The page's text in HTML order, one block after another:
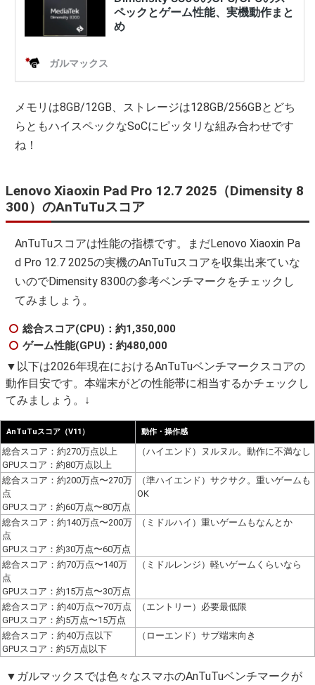
メモリは8GB/12GB、ストレージは128GB/256GBとどち
らともハイスペックなSoCにピッタリな組み合わせです
ね！
Lenovo Xiaoxin Pad Pro 12.7 2025（Dimensity 8
300）のAnTuTuスコア
AnTuTuスコアは性能の指標です。まだLenovo Xiaoxin Pa
d Pro 12.7 2025の実機のAnTuTuスコアを収集出来ていな
いのでDimensity 8300の参考ベンチマークをチェックし
てみましょう。
総合スコア(CPU)：約1,350,000
ゲーム性能(GPU)：約480,000
▼以下は2026年現在におけるAnTuTuベンチマークスコアの
動作目安です。本端末がどの性能帯に相当するかチェックし
てみましょう。↓
AnTuTuスコア（V11） 動作・操作感
総合スコア：約270万点以上
GPUスコア：約80万点以上
（ハイエンド）ヌルヌル。動作に不満なし
総合スコア：約200万点〜270万
点
GPUスコア：約60万点〜80万点
（準ハイエンド）サクサク。重いゲームも
OK
総合スコア：約140万点〜200万
点
GPUスコア：約30万点〜60万点
（ミドルハイ）重いゲームもなんとか
総合スコア：約70万点〜140万
点
GPUスコア：約15万点〜30万点
（ミドルレンジ）軽いゲームくらいなら
総合スコア：約40万点〜70万点
GPUスコア：約5万点〜15万点
（エントリー）必要最低限
総合スコア：約40万点以下
GPUスコア：約5万点以下
（ローエンド）サブ端末向き
▼ガルマックスでは色々なスマホのAnTuTuベンチマークが